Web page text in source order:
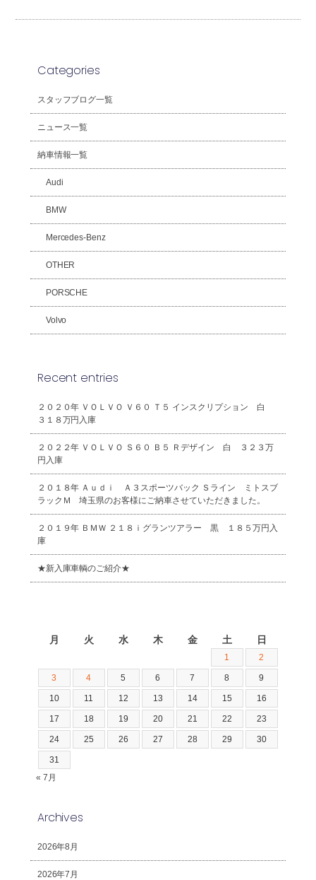
Categories
スタッフブログ一覧
ニュース一覧
納車情報一覧
Audi
BMW
Mercedes-Benz
OTHER
PORSCHE
Volvo
Recent entries
２０２０年 ＶＯＬＶＯ Ｖ６０ Ｔ５ インスクリプション 白
３１８万円入庫
２０２２年 ＶＯＬＶＯ Ｓ６０ Ｂ５ Ｒデザイン 白 ３２３万
円入庫
２０１８年 Ａｕｄｉ Ａ３スポーツバック Ｓライン ミトスブ
ラックＭ 埼玉県のお客様にご納車させていただきました。
２０１９年 ＢＭＷ ２１８ｉグランツアラー 黒 １８５万円入
庫
★新入庫車輌のご紹介★
月 火 水 木 金 土 日
1 2
3 4 5 6 7 8 9
10 11 12 13 14 15 16
17 18 19 20 21 22 23
24 25 26 27 28 29 30
31
« 7月
Archives
2026年8月
2026年7月